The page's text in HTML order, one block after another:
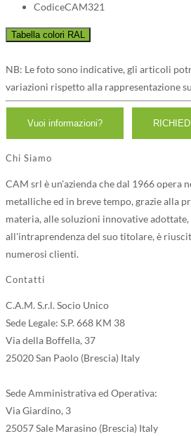
CodiceCAM321
NB: Le foto sono indicative, gli articoli
variazioni rispetto alla rappresentazione
Chi Siamo
CAM srl è un'azienda che dal 1966 opera
metalliche ed in breve tempo, grazie alla
materia, alle soluzioni innovative
all'intraprendenza del suo titolare, è
numerosi clienti.
Contatti
C.A.M. S.r.l. Socio Unico
Sede Legale: S.P. 668 KM 38
Via della Boffella, 37
25020 San Paolo (Brescia) Italy
Sede Amministrativa ed Operativa:
Via Giardino, 3
25057 Sale Marasino (Brescia) Italy